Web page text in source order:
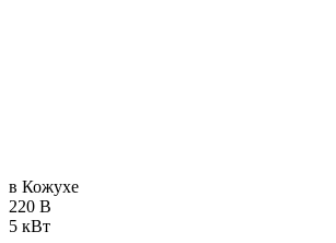
в Кожухе
220 В
5 кВт